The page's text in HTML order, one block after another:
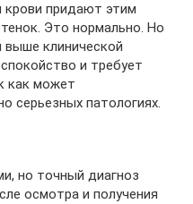
крови придают этим
Это нормально. Но
выше клинической
и требует
как может
серьезных патологиях.
но точный диагноз
осмотра и получения